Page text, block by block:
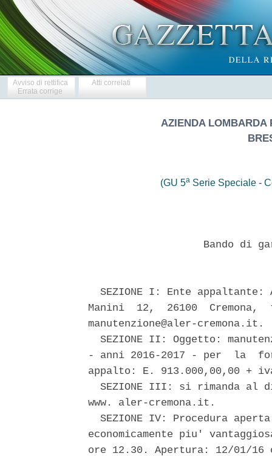
Avviso di rettifica
Errata corrige
Atti correlati
AZIENDA LOMBARDA
(GU 5aSerie Speciale -
Bando di
SEZIONE I: Ente appaltante:
Manini  12,  26100
manutenzione@aler-cremona.it.
SEZIONE II: Oggetto:
- anni 2016-2017 - per  la
appalto: E. 913.000,00,00 +
SEZIONE III: si rimanda al
www. aler-cremona.it.
SEZIONE IV: Procedura
economicamente piu'
ore 12.30. Apertura: 12/01/